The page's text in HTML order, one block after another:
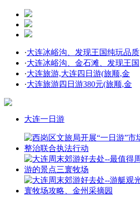
·大连冰峪沟、发现王国纯玩品质
·大连冰峪沟、金石滩、发现王国
·大连旅游,大连四日游(旅顺,金
·大连旅游四日游380元(旅顺,金
大连一日游